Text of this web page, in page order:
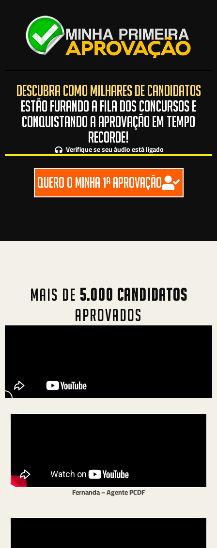
DESCUBRA COMO MILHARES DE CANDIDATOS
ESTÃO FURANDO A FILA DOS CONCURSOS E
CONQUISTANDO A APROVAÇÃO EM TEMPO
RECORDE!
Verifique se seu áudio está ligado
QUERO O MINHA 1ª APROVAÇÃO
MAIS DE 5.000 CANDIDATOS
APROVADOS
Fernanda – Agente PCDF